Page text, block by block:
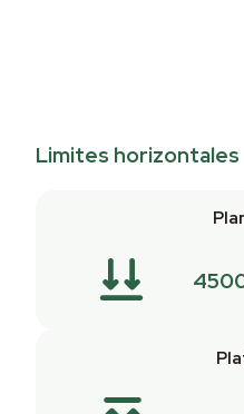
Limites horizontales